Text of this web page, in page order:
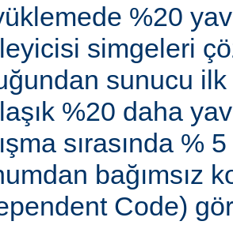
%20
simgeleri
sunucu ilk
%20 daha
sırasında %
bağımsız
Code)